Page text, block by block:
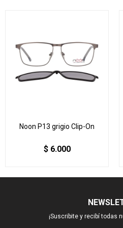
Noon P13 grigio Clip-On
$ 6.000
¡Suscribite y recibí todas